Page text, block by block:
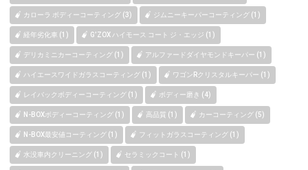
カローラ ボディーコーティング (3) ジムニーキーパーコーティング (1)
経年劣化車 (1) G’ZOX ハイモース コート ジ・エッジ (1)
デリカミニカーコーティング (1) アルファードダイヤモンドキーパー (1)
ハイエースワイドガラスコーティング (1) ワゴンRクリスタルキーパー (1)
レイバックボディーコーティング (1) ボディー磨き (4)
N-BOXボディーコーティング (1) 高品質 (1) カーコーティング (5)
N-BOX最安値コーティング (1) フィットガラスコーティング (1)
水没車内クリーニング (1) セラミックコート (1)